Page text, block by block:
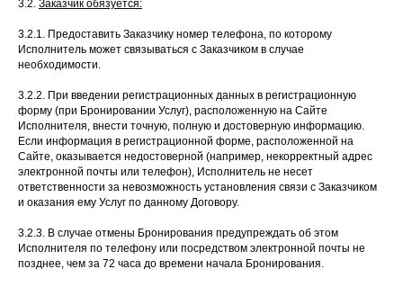
3.2. Заказчик обязуется:
3.2.1. Предоставить Заказчику номер телефона, по которому
Исполнитель может связываться с Заказчиком в случае
необходимости.
3.2.2. При введении регистрационных данных в регистрационную
форму (при Бронировании Услуг), расположенную на Сайте
Исполнителя, внести точную, полную и достоверную информацию.
Если информация в регистрационной форме, расположенной на
Сайте, оказывается недостоверной (например, некорректный адрес
электронной почты или телефон), Исполнитель не несет
ответственности за невозможность установления связи с Заказчиком
и оказания ему Услуг по данному Договору.
3.2.3. В случае отмены Бронирования предупреждать об этом
Исполнителя по телефону или посредством электронной почты не
позднее, чем за 72 часа до времени начала Бронирования.